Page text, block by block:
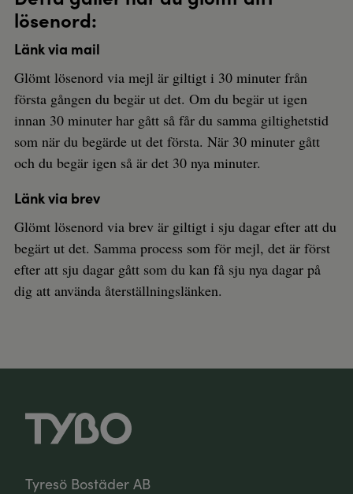
lösenord:
Länk via mail
Glömt lösenord via mejl är giltigt i 30 minuter från
första gången du begär ut det. Om du begär ut igen
innan 30 minuter har gått så får du samma giltighetstid
som när du begärde ut det första. När 30 minuter gått
och du begär igen så är det 30 nya minuter.
Länk via brev
Glömt lösenord via brev är giltigt i sju dagar efter att du
begärt ut det. Samma process som för mejl, det är först
efter att sju dagar gått som du kan få sju nya dagar på
dig att använda återställningslänken.
Tyresö Bostäder AB